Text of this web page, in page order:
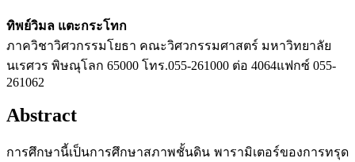
ทิพย์วิมล แตะกระโทก
ภาควิชาวิศวกรรมโยธา คณะวิศวกรรมศาสตร์ มหาวิทยาลัย
นเรศวร พิษณุโลก 65000 โทร.055-261000 ต่อ 4064แฟกซ์ 055-
261062
Abstract
การศึกษานี้เป็นการศึกษาสภาพชั้นดิน พารามิเตอร์ของการทรุด